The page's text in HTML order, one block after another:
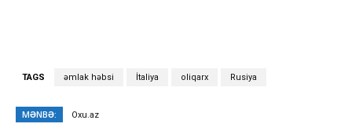
TAGS əmlak həbsi İtaliya oliqarx Rusiya
MƏNBƏ: Oxu.az